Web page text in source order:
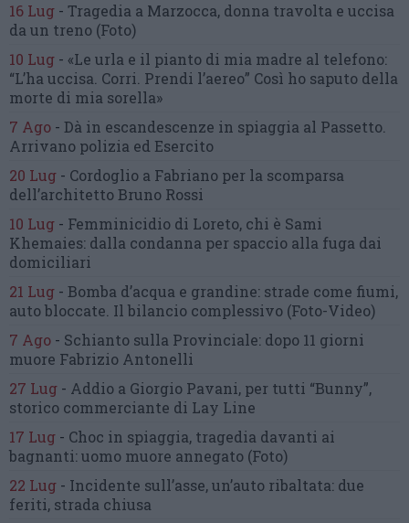
16 Lug - Tragedia a Marzocca, donna travolta e uccisa
da un treno (Foto)
10 Lug - «Le urla e il pianto di mia madre al telefono:
“L’ha uccisa. Corri. Prendi l’aereo” Così ho saputo della
morte di mia sorella»
7 Ago - Dà in escandescenze in spiaggia al Passetto.
Arrivano polizia ed Esercito
20 Lug - Cordoglio a Fabriano per la scomparsa
dell’architetto Bruno Rossi
10 Lug - Femminicidio di Loreto, chi è Sami
Khemaies: dalla condanna per spaccio alla fuga dai
domiciliari
21 Lug - Bomba d’acqua e grandine: strade come fiumi,
auto bloccate. Il bilancio complessivo (Foto-Video)
7 Ago - Schianto sulla Provinciale: dopo 11 giorni
muore Fabrizio Antonelli
27 Lug - Addio a Giorgio Pavani, per tutti “Bunny”,
storico commerciante di Lay Line
17 Lug - Choc in spiaggia, tragedia davanti ai
bagnanti:uomo muore annegato (Foto)
22 Lug - Incidente sull’asse, un’auto ribaltata: due
feriti, strada chiusa